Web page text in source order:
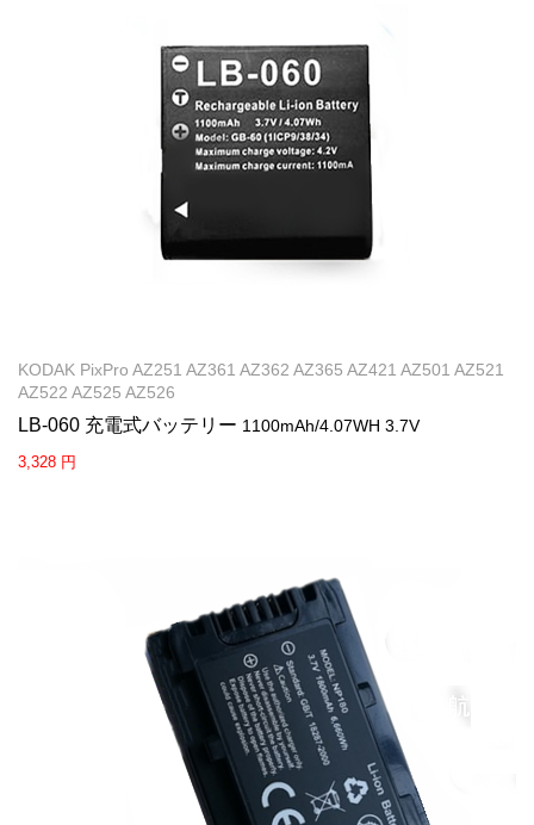
KODAK PixPro AZ251 AZ361 AZ362 AZ365 AZ421 AZ501 AZ521
AZ522 AZ525 AZ526
LB-060 充電式バッテリー 1100mAh/4.07WH 3.7V
3,328 円